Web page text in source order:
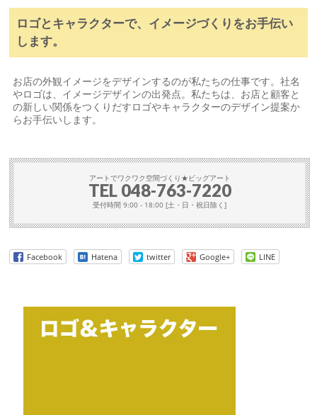
ロゴとキャラクターで、イメージづくりをお手伝い
します。
お店の外観イメージをデザインするのが私たちの仕事です。社名
やロゴは、イメージデザインの出発点。私たちは、お店と顧客と
の新しい関係をつくりだすロゴやキャラクターのデザイン提案か
らお手伝いします。
アートでワクワク空間づくり★ビッグアート
TEL 048-763-7220
受付時間 9:00 - 18:00 [土・日・祝日除く]
Facebook Hatena twitter Google+ LINE